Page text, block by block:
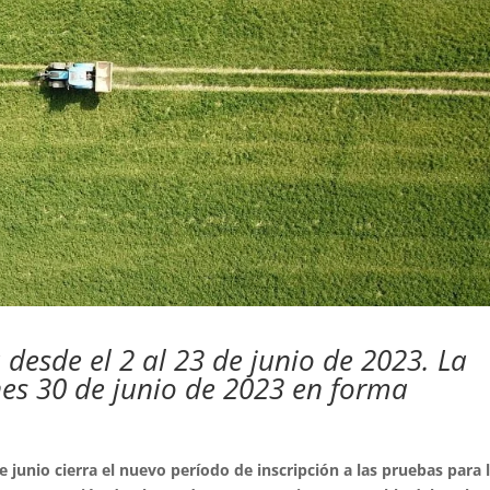
el 2 al 23 de junio de 2023. La
30 de junio de 2023 en forma
junio cierra el nuevo período de inscripción a las pruebas para